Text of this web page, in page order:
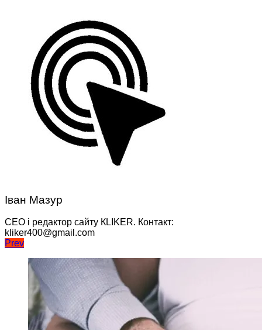
Іван Мазур
CEO і редактор сайту КLIKER. Контакт:
kliker400@gmail.com
Навігація
записів
Prev